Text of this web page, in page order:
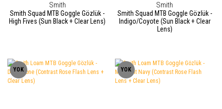
Smith
Smith Squad MTB Goggle Gözlük -
High Fives (Sun Black + Clear Lens)
Smith
Smith Squad MTB Goggle Gözlük -
Indigo/Coyote (Sun Black + Clear
Lens)
YOK YOK